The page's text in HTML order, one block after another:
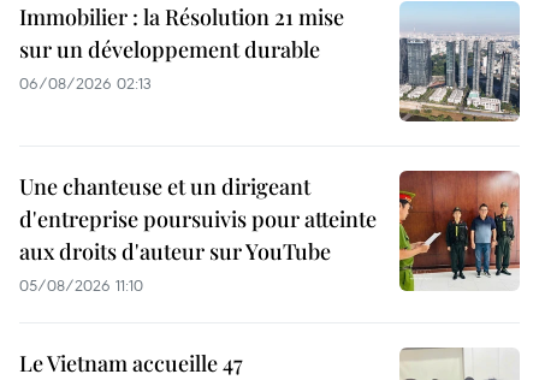
Immobilier : la Résolution 21 mise
sur un développement durable
06/08/2026 02:13
Une chanteuse et un dirigeant
d'entreprise poursuivis pour atteinte
aux droits d'auteur sur YouTube
05/08/2026 11:10
Le Vietnam accueille 47